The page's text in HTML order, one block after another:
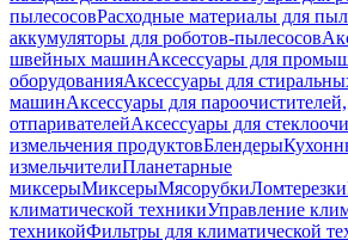
пылесосовРасходные материалы для
аккумуляторы для роботов-пылесосов
швейных машинАксессуары для
оборудованияАксессуары для
машинАксессуары для пароочистителей,
отпаривателейАксессуары для
измельчения продуктовБлендеры
измельчителиПланетарные
миксерыМиксерыМясорубкиЛомтерезки
климатической техникиУправление
техникойФильтры для климатической